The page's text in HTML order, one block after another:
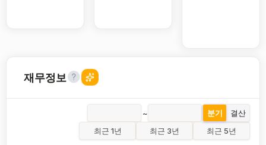
재무정보
~ 분기
결산
최근 1년
최근 3년 최근 5년